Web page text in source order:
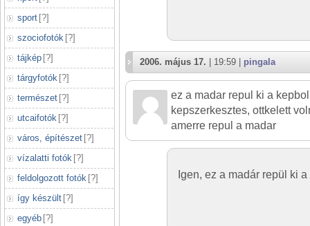
sport [?]
szociofotók [?]
tájkép [?]
tárgyfotók [?]
természet [?]
utcaifotók [?]
város, építészet [?]
vízalatti fotók [?]
feldolgozott fotók [?]
így készült [?]
egyéb [?]
2006. május 17. | 19:59 | pingala
ez a madar repul ki a
kepszerkesztes, ottkelett
amerre repul a madar
Igen, ez a madár repül ki